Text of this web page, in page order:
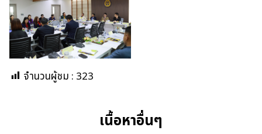
จำนวนผู้ชม : 323
เนื้อหาอื่นๆ